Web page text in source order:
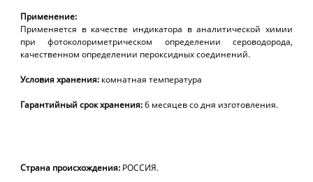
Применение:
Применяется в качестве индикатора в аналитической химии
при фотоколориметрическом определении сероводорода,
качественном определении пероксидных соединений.
Условияхранения: комнатная температура
Гарантийный срокхранения:6 месяцевсо дня изготовления.
Страна происхождения: РОССИЯ.